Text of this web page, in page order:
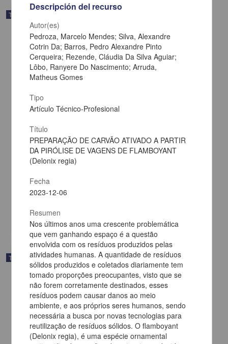
Trabajo de grado
Síntesis enzimática de polipéptidos basados en L-Tirosina en
Cuellar Entenza, Yoan Luis
Trabajo de grado
Descripción del recurso
Autor(es)
Pedroza, Marcelo Mendes; Silva, Alexandre
Cotrin Da; Barros, Pedro Alexandre Pinto
Cerqueira; Rezende, Cláudia Da Silva Aguiar;
Lôbo, Ranyere Do Nascimento; Arruda,
Matheus Gomes
Tipo
Artículo Técnico-Profesional
Título
PREPARAÇÃO DE CARVÃO ATIVADO A PARTIR
DA PIRÓLISE DE VAGENS DE FLAMBOYANT
(Delonix regia)
Fecha
2023-12-06
Resumen
Nos últimos anos uma crescente problemática
que vem ganhando espaço é a questão
envolvida com os resíduos produzidos pelas
atividades humanas. A quantidade de resíduos
sólidos produzidos e coletados diariamente tem
tomado proporções preocupantes, visto que se
não forem corretamente destinados, esses
resíduos podem causar danos ao meio
ambiente, e aos próprios seres humanos, sendo
necessária a busca por novas tecnologias para
reutilização de resíduos sólidos. O flamboyant
(Delonix regia), é uma espécie ornamental